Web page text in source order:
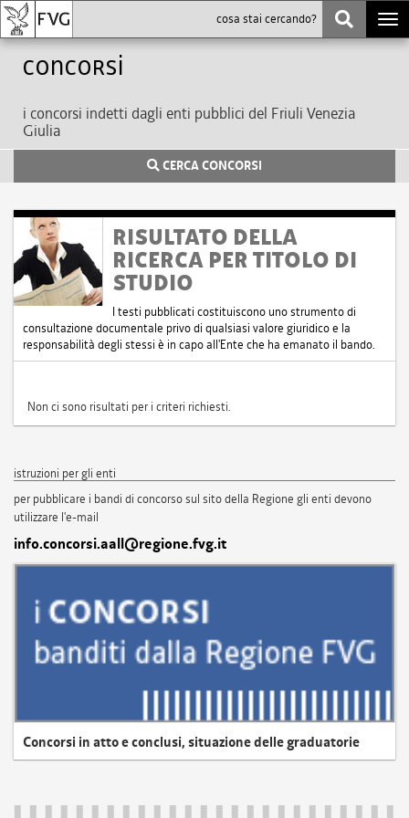
Concorsi
i concorsi indetti dagli enti pubblici del Friuli Venezia
Giulia
CERCA CONCORSI
RISULTATO DELLA
RICERCA PER TITOLO DI
STUDIO
I testi pubblicati costituiscono uno strumento di
consultazione documentale privo di qualsiasi valore giuridico e la
responsabilità degli stessi è in capo all'Ente che ha emanato il bando.
Non ci sono risultati per i criteri richiesti.
istruzioni per gli enti
per pubblicare i bandi di concorso sul sito della Regione gli enti devono
utilizzare l'e-mail
info.concorsi.aall@regione.fvg.it
Concorsi in atto e conclusi, situazione delle graduatorie